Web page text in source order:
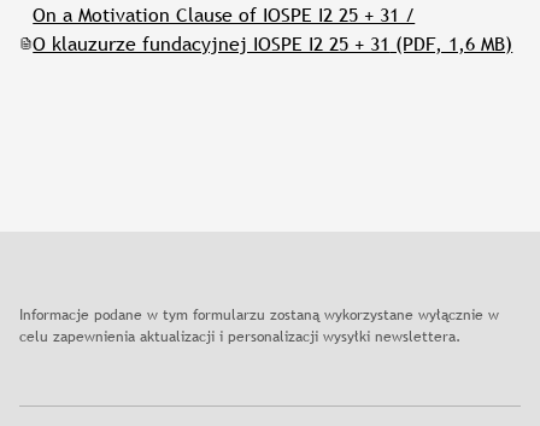
On a Motivation Clause of IOSPE I2 25 + 31 /
O klauzurze fundacyjnej IOSPE I2 25 + 31 (PDF, 1,6 MB)
Informacje podane w tym formularzu zostaną wykorzystane wyłącznie w
celu zapewnienia aktualizacji i personalizacji wysyłki newslettera.